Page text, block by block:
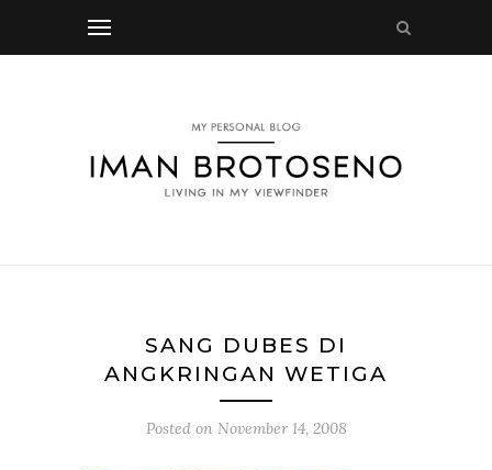
SANG DUBES DI
ANGKRINGAN WETIGA
Posted on November 14, 2008